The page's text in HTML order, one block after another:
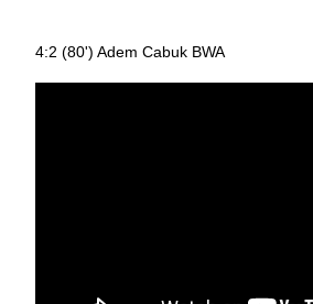
4:2 (80') Adem Cabuk BWA